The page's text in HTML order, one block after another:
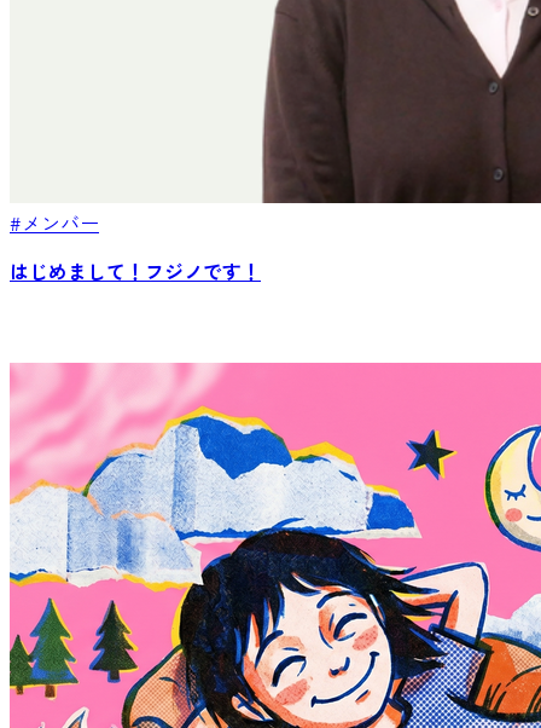
#メンバー
はじめまして！フジノです！